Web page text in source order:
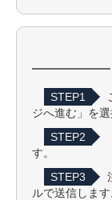
STEP1
ジへ進む」を選
STEP2
す。
STEP3
ルで送信します